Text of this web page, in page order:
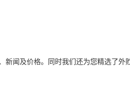
新闻及价格。同时我们还为您精选了外